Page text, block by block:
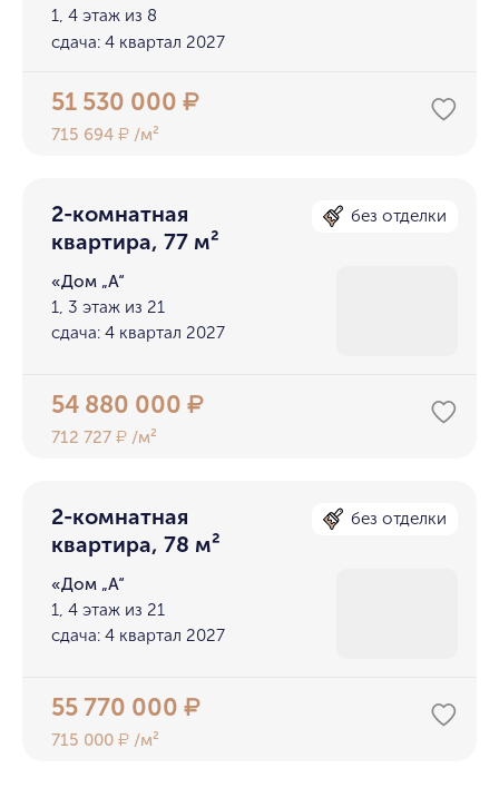
1, 4 этаж из 8
сдача: 4 квартал 2027
51 530 000₽
715 694₽ /м²
2-комнатная
квартира, 77 м²
без отделки
«Дом „А“
1, 3 этаж из 21
сдача: 4 квартал 2027
54 880 000₽
712 727₽ /м²
2-комнатная
квартира, 78 м²
без отделки
«Дом „А“
1, 4 этаж из 21
сдача: 4 квартал 2027
55 770 000₽
715 000₽ /м²